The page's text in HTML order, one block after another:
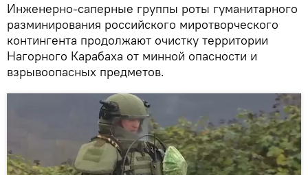
Инженерно-саперные группы роты гуманитарного
разминирования российского миротворческого
контингента продолжают очистку территории
Нагорного Карабаха от минной опасности и
взрывоопасных предметов.